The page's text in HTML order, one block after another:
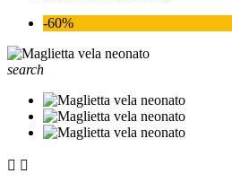
-60%
search
 